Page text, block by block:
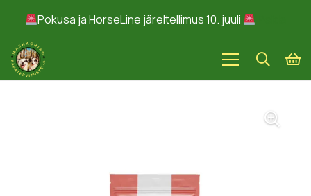
Pokusa ja HorseLine järeltellimus 10. juuli